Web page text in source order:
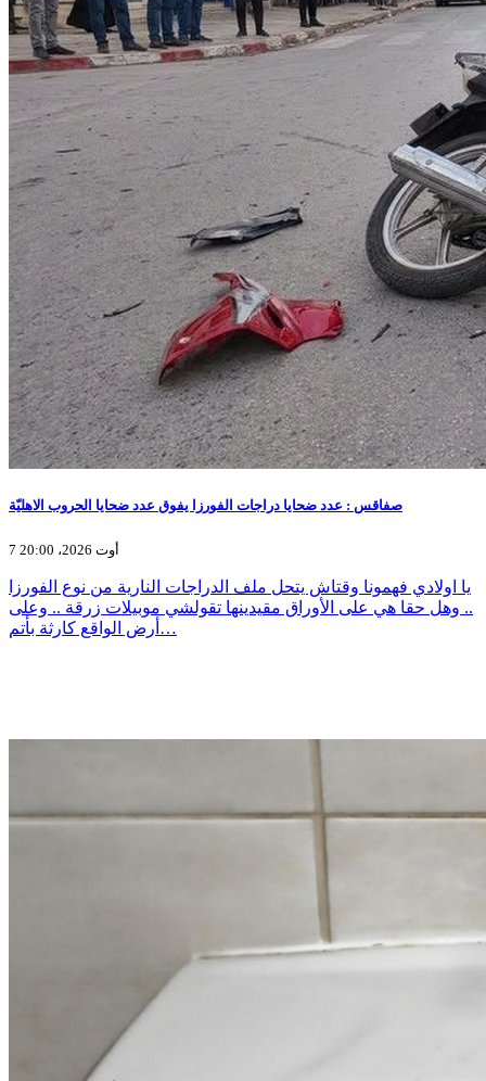
صفاقس : عدد ضحايا دراجات الفورزا يفوق عدد ضحايا الحروب الاهليّة
7 أوت 2026، 20:00
يا اولادي فهمونا وقتاش يتحل ملف الدراجات النارية من نوع الفورزا
.. وهل حقا هي على الأوراق مقيدينها تقولشي موبيلات زرقة .. وعلى
أرض الواقع كارثة بأتم…